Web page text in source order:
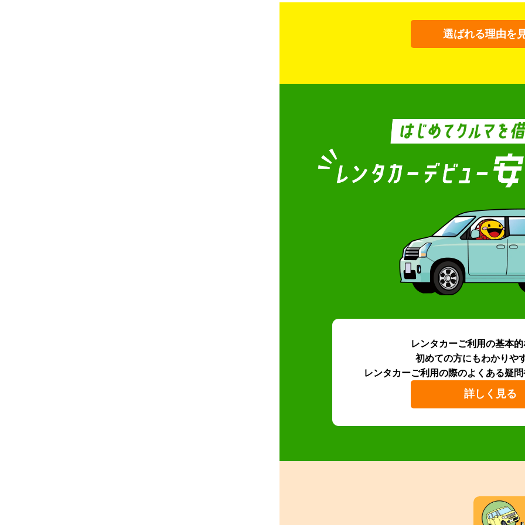
選ばれる理由を
レンタカーご利用の基本
初めての方にもわかりや
レンタカーご利用の際のよくある疑問
詳しく見る